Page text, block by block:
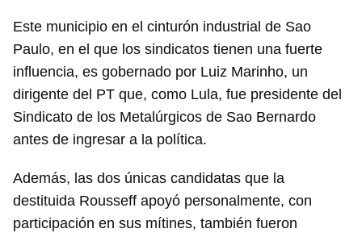
Guardar como favorito
Para poder guardar como favorito, primero has de
iniciar sesión con tu cuenta de 14ymedio.
INICIAR SESIÓN
Este municipio en el cinturón industrial de Sao
Paulo, en el que los sindicatos tienen una fuerte
influencia, es gobernado por Luiz Marinho, un
dirigente del PT que, como Lula, fue presidente del
Sindicato de los Metalúrgicos de Sao Bernardo
antes de ingresar a la política.
Además, las dos únicas candidatas que la
destituida Rousseff apoyó personalmente, con
participación en sus mítines, también fueron